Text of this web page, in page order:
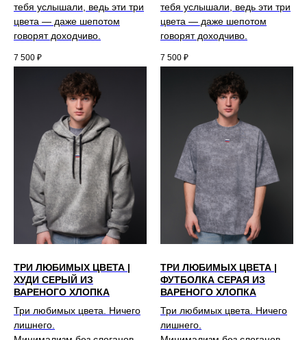
тебя услышали, ведь эти три
цвета — даже шепотом
говорят доходчиво.
7 500 ₽
тебя услышали, ведь эти три
цвета — даже шепотом
говорят доходчиво.
7 500 ₽
ТРИ ЛЮБИМЫХ ЦВЕТА |
ХУДИ СЕРЫЙ ИЗ
ВАРЕНОГО ХЛОПКА
Три любимых цвета. Ничего
лишнего.
ТРИ ЛЮБИМЫХ ЦВЕТА |
ФУТБОЛКА СЕРАЯ ИЗ
ВАРЕНОГО ХЛОПКА
Три любимых цвета. Ничего
лишнего.